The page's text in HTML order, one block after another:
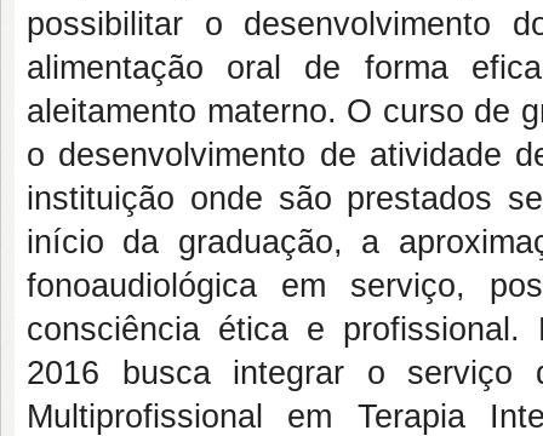
possibilitar o desenvolvimento
alimentação oral de forma
aleitamento materno. O curso de
o desenvolvimento de atividade
instituição onde são prestados
início da graduação, a
fonoaudiológica em serviço,
consciência ética e
2016 busca integrar o serviço
Multiprofissional em Terapia